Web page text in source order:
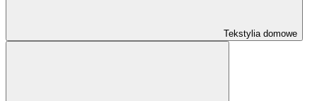
Tekstylia domowe